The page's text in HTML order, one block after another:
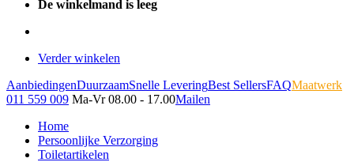
De winkelmand is leeg
Verder winkelen
AanbiedingenDuurzaamSnelle LeveringBest SellersFAQMaatwerk
011 559 009 Ma-Vr 08.00 - 17.00Mailen
Home
Persoonlijke Verzorging
Toiletartikelen